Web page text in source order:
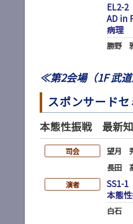
EL2-2
AD in
病理
勝野
≪第2会場（1F 武
スポンサード
本態性振戦 最新
司会
望月
長田
演者
SS1-1
本態
白石